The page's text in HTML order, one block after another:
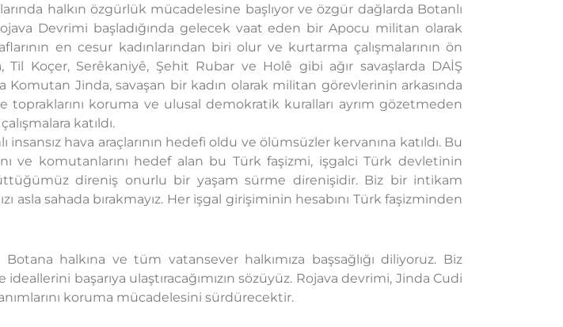
halkın özgürlük mücadelesine başlıyor ve özgür dağlarda Botanlı
Devrimi başladığında gelecek vaat eden bir Apocu militan olarak
en cesur kadınlarından biri olur ve kurtarma çalışmalarının ön
Til Koçer, Serêkaniyê, Şehit Rubar ve Holê gibi ağır savaşlarda DAİŞ
Komutan Jinda, savaşan bir kadın olarak militan görevlerinin arkasında
koruma ve ulusal demokratik kuralları ayrım gözetmeden
katıldı.
hava araçlarının hedefi oldu ve ölümsüzler kervanına katıldı. Bu
ve komutanlarını hedef alan bu Türk faşizmi, işgalci Türk devletinin
direniş onurlu bir yaşam sürme direnişidir. Biz bir intikam
sahada bırakmayız. Her işgal girişiminin hesabını Türk faşizminden
halkına ve tüm vatansever halkımıza başsağlığı diliyoruz. Biz
başarıya ulaştıracağımızın sözüyüz. Rojava devrimi, Jinda Cudi
koruma mücadelesini sürdürecektir.